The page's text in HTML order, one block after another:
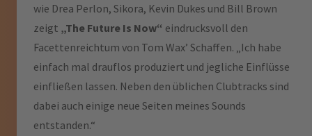
wie Drea Perlon, Sikora, Kevin Dukes und Bill Brown
zeigt „The Future Is Now“ eindrucksvoll den
Facettenreichtum von Tom Wax’ Schaffen. „Ich habe
einfach mal drauflos produziert und jegliche Einflüsse
einfließen lassen. Neben den üblichen Clubtracks sind
dabei auch einige neue Seiten meines Sounds
entstanden.“